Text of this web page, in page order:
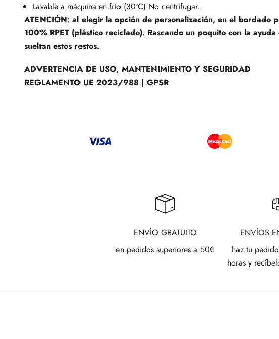
Lavable a máquina en frío (30ºC).No centrifugar.
ATENCIÓN: al elegir la opción de personalización, en el bordado
100% RPET (plástico reciclado). Rascando un poquito con la
sueltan estos restos.
ADVERTENCIA DE USO, MANTENIMIENTO Y SEGURIDAD
REGLAMENTO UE 2023/988 | GPSR
ENVÍO GRATUITO
en pedidos superiores a 50€
ENVÍOS
haz tu
horas y